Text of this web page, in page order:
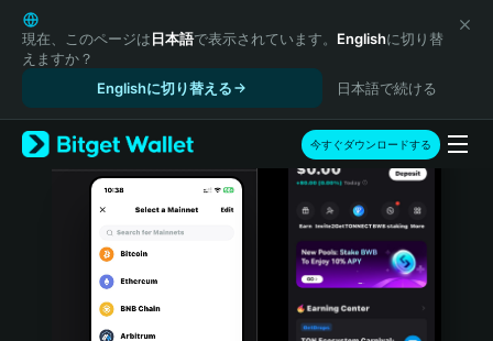
English
日本語
Tiếng Việt
Español (Latinoamérica)
Türkçe
Italiano
Português (Portugal)
Bahasa Indonesia
現在、このページは日本語で表示されています。 Englishに切り替
えますか？
Englishに切り替える
日本語で続ける
今すぐダウンロードする